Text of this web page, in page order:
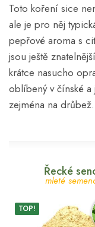
Toto koření sice
ale je pro něj
pepřové aroma s
jsou ještě
krátce nasucho
oblíbený v čínské
zejména na drůbež.
Řecké
mleté
TOP!